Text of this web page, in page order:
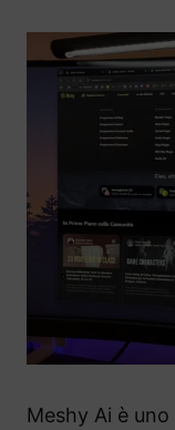
Meshy Ai è uno